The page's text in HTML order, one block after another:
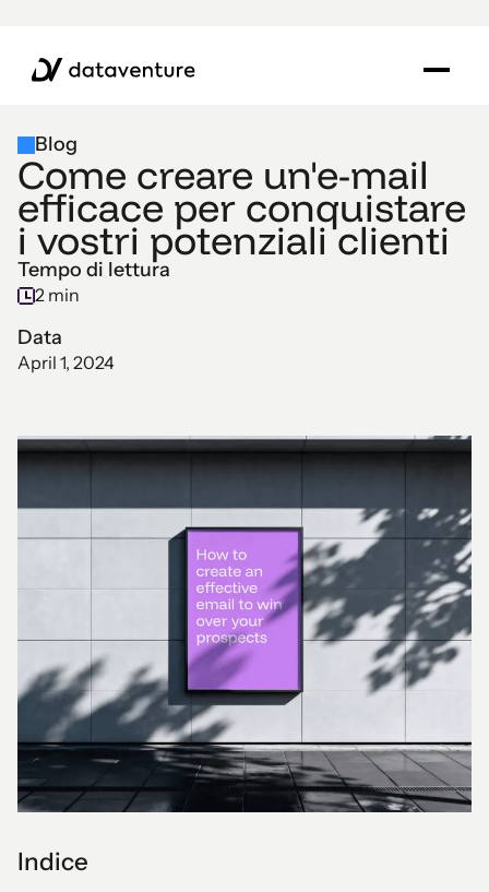
Indice
Blog
Come creare un'e-mail
efficace per conquistare
i vostri potenziali clienti
Tempo di lettura
2 min
Data
April 1, 2024